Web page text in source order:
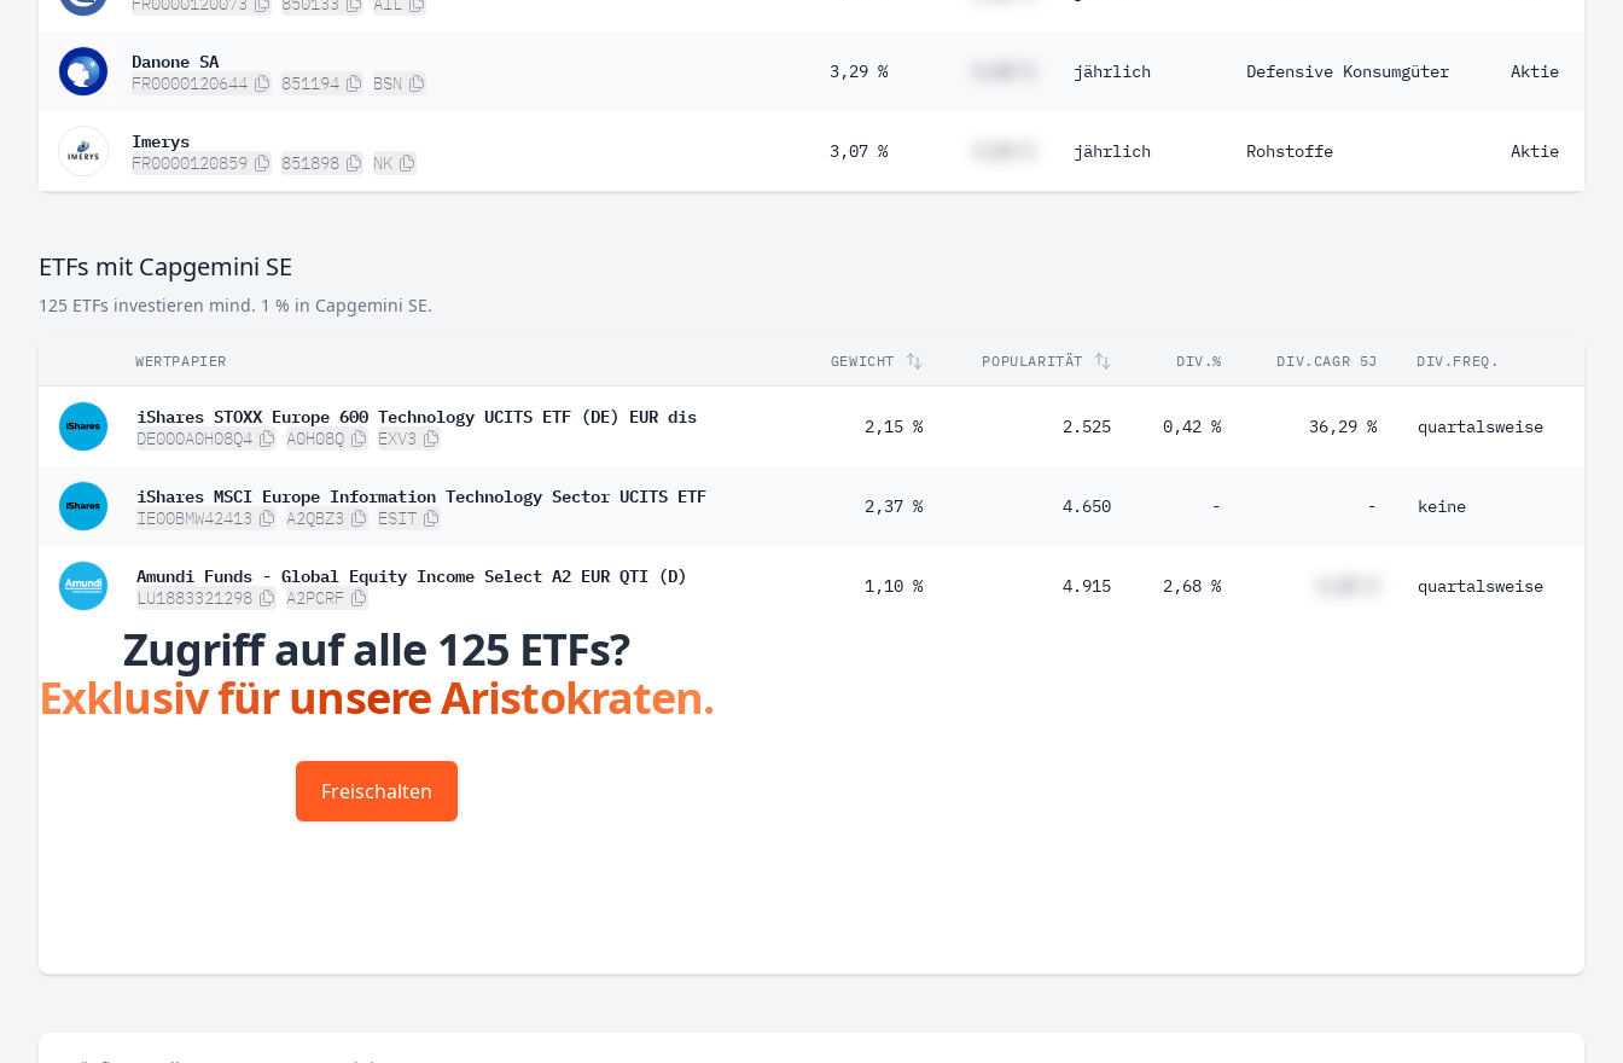
Danone SA
FR0000120644 851194 BSN
3,29 % jährlich Defensive Konsumgüter Aktie
Imerys
FR0000120859 851898 NK
3,07 % jährlich Rohstoffe Aktie
ETFs mit Capgemini SE
125 ETFs investieren mind. 1 % in Capgemini SE.
WERTPAPIER GEWICHT POPULARITÄT DIV.% DIV.CAGR 5J DIV.FREQ.
iShares STOXX Europe 600 Technology UCITS ETF (DE) EUR dis
DE000A0H08Q4 A0H08Q EXV3
2,15 % 2.525 0,42 % 36,29 % quartalsweise
iShares MSCI Europe Information Technology Sector UCITS ETF
IE00BMW42413 A2QBZ3 ESIT
2,37 % 4.650 - - keine
Amundi Funds - Global Equity Income Select A2 EUR QTI (D)
LU1883321298 A2PCRF
1,10 % 4.915 2,68 % quartalsweise
Zugriff auf alle 125 ETFs?
Exklusiv für unsere Aristokraten.
Freischalten